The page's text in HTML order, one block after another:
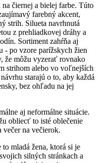
čiernej a bielej farbe. Túto
farebný akcent,
strih. Silueta navrhnutá
z prehliadkovej dráhy a
Sortiment zahŕňa aj
- po vzore parížskych žien
že môžu vyzerať rovnako
strihom alebo vo voľnejších
starajú o to, aby každá
bez ohľadu na jej
aj neformálne situácie.
obliecť to isté oblečenie
večer na večierok.
mladá žena, ktorá si je
silných stránkach a